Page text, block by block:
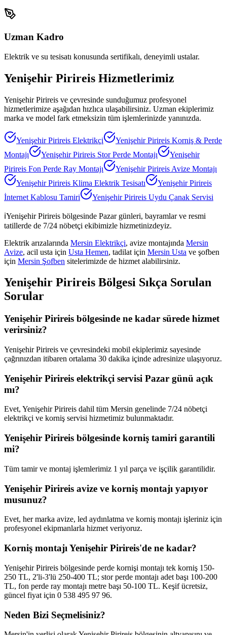
Uzman Kadro
Elektrik ve su tesisatı konusunda sertifikalı, deneyimli ustalar.
Yenişehir Pirireis Hizmetlerimiz
Yenişehir Pirireis ve çevresinde sunduğumuz profesyonel
hizmetlerimize aşağıdan hızlıca ulaşabilirsiniz. Uzman ekiplerimiz
marka ve model fark etmeksizin tüm işlemlerinizde yanınızda.
Yenişehir Pirireis Elektrikçi Yenişehir Pirireis Korniş & Perde
Montajı
Yenişehir Pirireis Stor Perde Montajı
Yenişehir
Pirireis Fon Perde Ray Montajı Yenişehir Pirireis Avize Montajı
Yenişehir Pirireis Klima Elektrik Tesisatı
Yenişehir Pirireis
İnternet Kablosu Tamiri
Yenişehir Pirireis Uydu Çanak Servisi
ℹ️Yenişehir Pirireis bölgesinde Pazar günleri, bayramlar ve resmi
tatillerde de 7/24 nöbetçi ekibimizle hizmetinizdeyiz.
Elektrik arızalarında Mersin Elektrikçi, avize montajında Mersin
Avize, acil usta için Usta Hemen, tadilat için Mersin Usta ve şofben
için Mersin Şofben sitelerimizde de hizmet alabilirsiniz.
Yenişehir Pirireis Bölgesi Sıkça Sorulan
Sorular
Yenişehir Pirireis bölgesinde ne kadar sürede hizmet
verirsiniz?
Yenişehir Pirireis ve çevresindeki mobil ekiplerimiz sayesinde
çağrınızdan itibaren ortalama 30 dakika içinde adresinize ulaşıyoruz.
Yenişehir Pirireis elektrikçi servisi Pazar günü açık
mı?
Evet, Yenişehir Pirireis dahil tüm Mersin genelinde 7/24 nöbetçi
elektrikçi ve korniş servisi hizmetimiz bulunmaktadır.
Yenişehir Pirireis bölgesinde korniş tamiri garantili
mi?
Tüm tamir ve montaj işlemlerimiz 1 yıl parça ve işçilik garantilidir.
Yenişehir Pirireis avize ve korniş montajı yapıyor
musunuz?
Evet, her marka avize, led aydınlatma ve korniş montajı işleriniz için
profesyonel ekipmanlarla hizmet veriyoruz.
Korniş montajı Yenişehir Pirireis'de ne kadar?
Yenişehir Pirireis bölgesinde perde kornişi montajı tek korniş 150-
250 TL, 2'li-3'lü 250-400 TL; stor perde montajı adet başı 100-200
TL, fon perde ray montajı metre başı 50-100 TL. Keşif ücretsiz,
güncel fiyat için 0 538 495 97 96.
Neden Bizi Seçmelisiniz?